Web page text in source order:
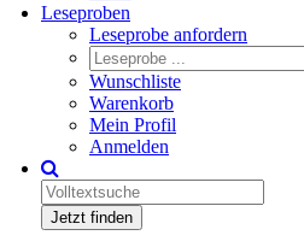
Leseproben
Leseprobe anfordern
Wunschliste
Warenkorb
Mein Profil
Anmelden
Jetzt finden